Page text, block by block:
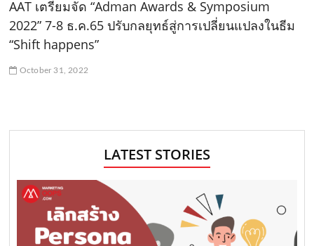
AAT เตรียมจัด “Adman Awards & Symposium
2022” 7-8 ธ.ค.65 ปรับกลยุทธ์สู่การเปลี่ยนแปลงในธีม
“Shift happens”
October 31, 2022
LATEST STORIES